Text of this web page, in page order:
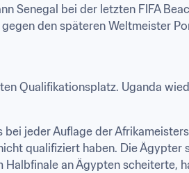
Senegal bei der letzten FIFA
den späteren Weltmeister
Qualifikationsplatz. Uganda
jeder Auflage der
qualifiziert haben. Die Ägypter
an Ägypten scheiterte,